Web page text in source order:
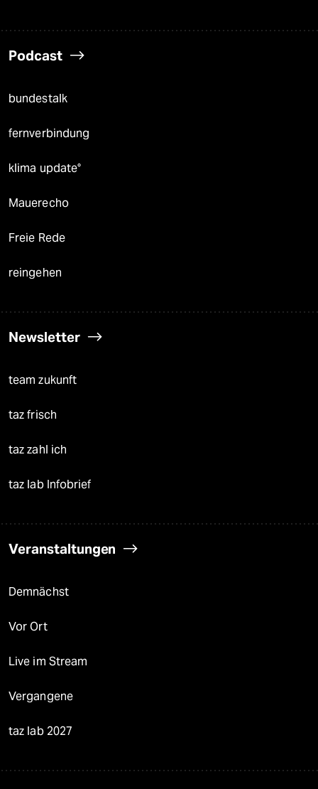
Podcast
bundestalk
fernverbindung
klima update°
Mauerecho
Freie Rede
reingehen
Newsletter
team zukunft
taz frisch
taz zahl ich
taz lab Infobrief
Veranstaltungen
Demnächst
Vor Ort
Live im Stream
Vergangene
taz lab 2027